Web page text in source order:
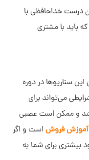
درست خداحافظی با
باید با مشتری
این سناریوها در دوره
می‌تواند برای
باشد و ممکن است عصبی
آموزش فروش است و اگر
بیشتری برای شما به